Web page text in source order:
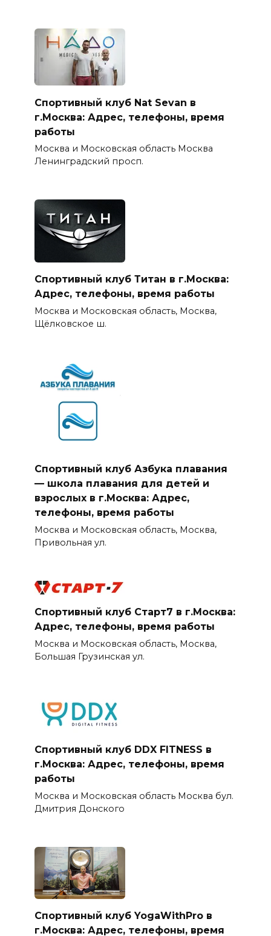
Спортивный клуб Nat Sevan в
г.Москва: Адрес, телефоны, время
работы
Москва и Московская область Москва
Ленинградский просп.
Спортивный клуб Титан в г.Москва:
Адрес, телефоны, время работы
Москва и Московская область, Москва,
Щёлковское ш.
Спортивный клуб Азбука плавания
— школа плавания для детей и
взрослых в г.Москва: Адрес,
телефоны, время работы
Москва и Московская область, Москва,
Привольная ул.
Спортивный клуб Старт7 в г.Москва:
Адрес, телефоны, время работы
Москва и Московская область, Москва,
Большая Грузинская ул.
Спортивный клуб DDX FITNESS в
г.Москва: Адрес, телефоны, время
работы
Москва и Московская область Москва бул.
Дмитрия Донского
Спортивный клуб YogaWithPro в
г.Москва: Адрес, телефоны, время